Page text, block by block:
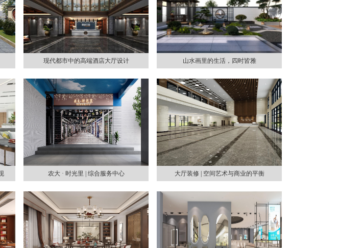
现代都市中的高端酒店大厅设计 山水画里的生活，四时皆雅
农大 · 时光里 | 综合服务中心 大厅装修 | 空间艺术与商业的平衡